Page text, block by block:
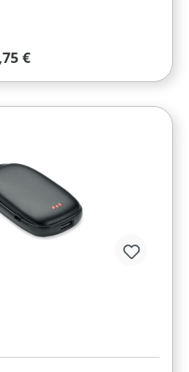
Preis:
€